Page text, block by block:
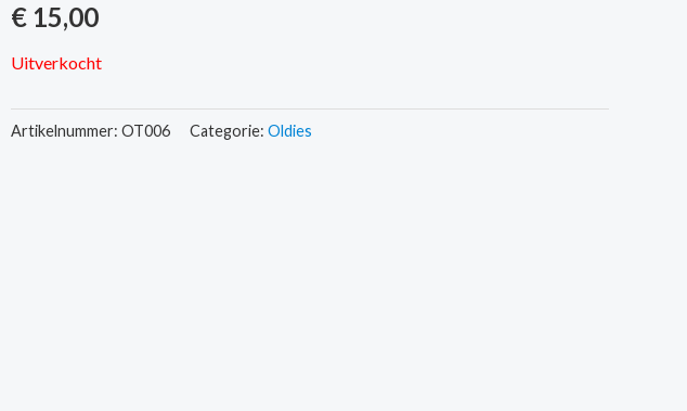
€ 15,00
Uitverkocht
Artikelnummer: OT006 Categorie: Oldies